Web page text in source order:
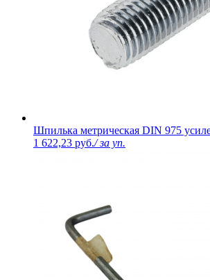
Шпилька метрическая DIN 975
1 622,23 руб./ за уп.